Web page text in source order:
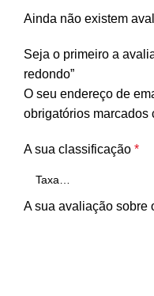
Ainda não existem
Seja o primeiro a
redondo”
O seu endereço de
obrigatórios marcados
A sua classificação *
A sua avaliação sobre